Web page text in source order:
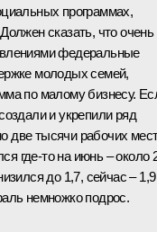
программах,
сказать, что очень
федеральные
молодых семей,
по малому бизнесу.
и укрепили ряд
две тысячи рабочих
где‑то на июнь – около
до 1,7, сейчас – 1,9
немножко подрос.